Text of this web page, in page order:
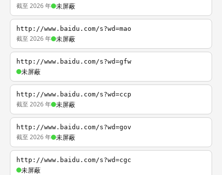
截至 2026 年 未屏蔽
http://www.baidu.com/s?wd=mao
截至 2026 年 未屏蔽
http://www.baidu.com/s?wd=gfw
未屏蔽
http://www.baidu.com/s?wd=ccp
截至 2026 年 未屏蔽
http://www.baidu.com/s?wd=gov
截至 2026 年 未屏蔽
http://www.baidu.com/s?wd=cgc
未屏蔽